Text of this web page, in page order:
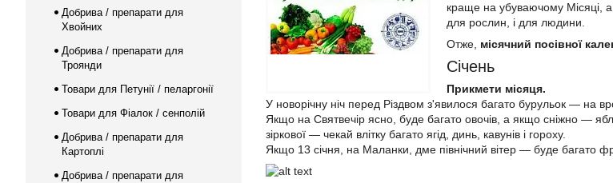
краще на убуваючому Місяці,
для рослин, і для людини.
Отже, місячний посівної
Січень
Прикмети місяця.
У новорічну ніч перед Різдвом з'явилося багато бурульок — на
Якщо на Святвечір ясно, буде багато овочів, а якщо сніжно —
зіркової — чекай влітку багато ягід, динь, кавунів і гороху.
Якщо 13 січня, на Маланки, дме північний вітер — буде багато
Добрива / препарати для
Хвойних
Добрива / препарати для
Троянди
Товари для Петунії / пеларгонії
Товари для Фіалок / сенполій
Добрива / препарати для
Картоплі
Добрива / препарати для